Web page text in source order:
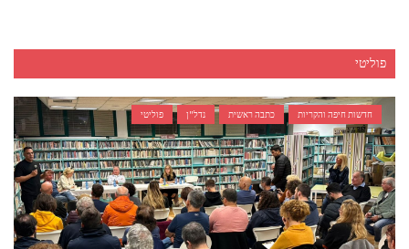
פוליטי
חדשות חיפה והקריות כתבה ראשית נדל"ן פוליטי